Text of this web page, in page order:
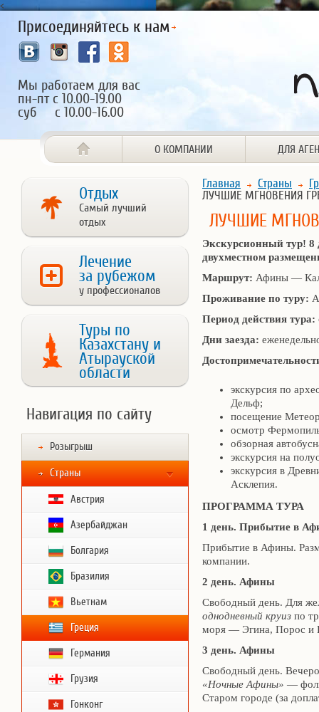
<
Присоединяйтесь к нам
Мы работаем для вас
пн-пт с 10.00-19.00
суб с 10.00-16.00
О КОМПАНИИ ДЛЯ
Отдых
Самый лучший
отдых
Лечение
за рубежом
у профессионалов
Туры по
Казахстану и
Атырауской
области
Навигация по сайту
Розыгрыш
Страны
Австрия
Азербайджан
Болгария
Бразилия
Вьетнам
Греция
Германия
Грузия
Гонконг
Главная Страны
ЛУЧШИЕ МГНОВЕНИЯ
ЛУЧШИЕ
Экскурсионный тур! 8
двухместном
Маршрут: Афины —
Проживание по туру:
Период действия тура:
Дни заезда:
экскурсия по
Дельф;
посещение
осмотр
обзорная
экскурсия на
экскурсия в
Асклепия.
ПРОГРАММА ТУРА
1 день. Прибытие в
Прибытие в Афины.
компании.
2 день. Афины
Свободный день. Для
однодневный круиз по
моря — Эгина, Порос и
3 день. Афины
Свободный день.
«Ночные Афины» —
Старом городе (за